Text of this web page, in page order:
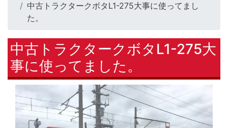
中古トラクタークボタL1-275大事に使ってまし
た。
中古トラクタークボタL1-275大
事に使ってました。